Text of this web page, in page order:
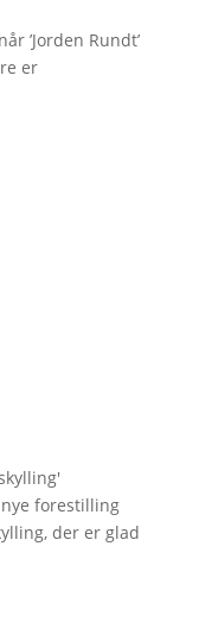
’Jorden Rundt’
er
'
forestilling
der er glad